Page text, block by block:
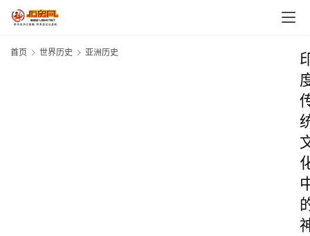
首页 世界历史 亚洲历史